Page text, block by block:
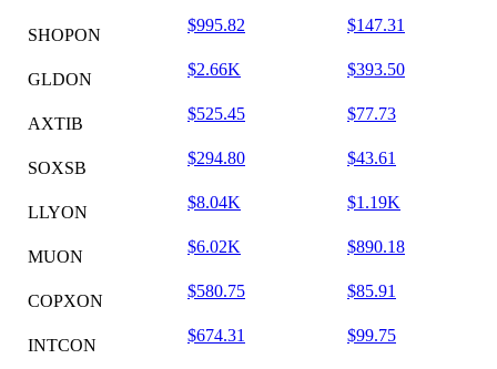
SHOPON
$995.82 $147.31
GLDON
$2.66K $393.50
AXTIB
$525.45 $77.73
SOXSB
$294.80 $43.61
LLYON
$8.04K $1.19K
MUON
$6.02K $890.18
COPXON
$580.75 $85.91
INTCON
$674.31 $99.75